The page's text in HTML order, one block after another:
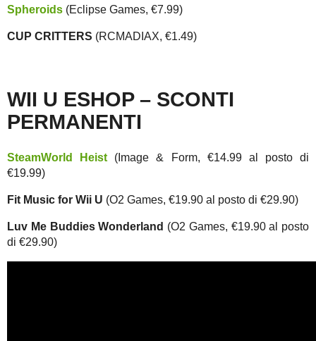
Spheroids (Eclipse Games, €7.99)
CUP CRITTERS (RCMADIAX, €1.49)
WII U ESHOP – SCONTI
PERMANENTI
SteamWorld Heist (Image & Form, €14.99 al posto di
€19.99)
Fit Music for Wii U (O2 Games, €19.90 al posto di €29.90)
Luv Me Buddies Wonderland (O2 Games, €19.90 al posto
di €29.90)